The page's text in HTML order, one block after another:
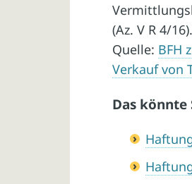
(Az. V R 4/16).
Quelle: BFH
Verkauf von
Das könnte